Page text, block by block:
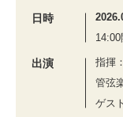
日時
14:00
出演
指揮
管弦
ゲス